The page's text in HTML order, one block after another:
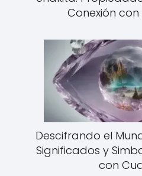
Conexión con
Descifrando el
Significados y
con